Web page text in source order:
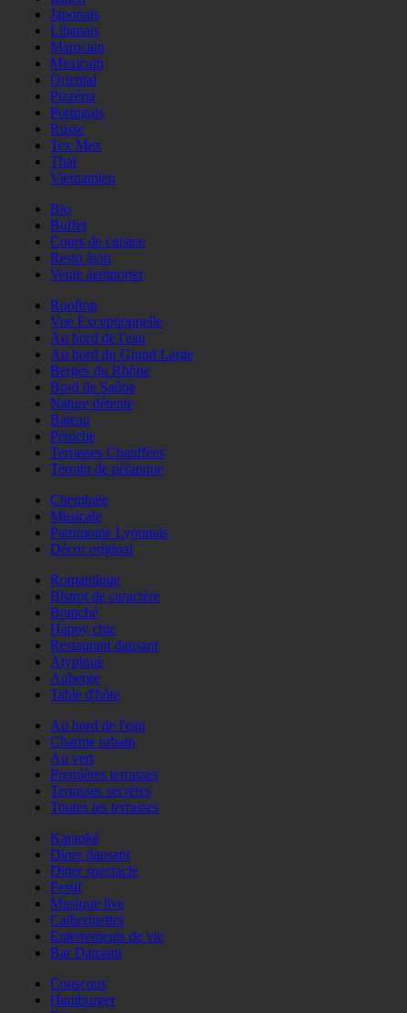
Japonais
Libanais
Marocain
Mexicain
Oriental
Pizzéria
Portugais
Russe
Tex Mex
Thaï
Vietnamien
Bio
Buffet
Cours de cuisine
Resto àvin
Vente àemporter
Rooftop
Vue Exceptionnelle
Au bord de l'eau
Au bord du Grand Large
Berges du Rhône
Bord de Saône
Nature détente
Bateau
Péniche
Terrasses Chauffées
Terrain de pétanque
Cheminée
Musicale
Patrimoine Lyonnais
Décor original
Romantique
Bistrot de caractère
Branché
Happy chic
Restaurant dansant
Atypique
Auberge
Table d'hôte
Au bord de l'eau
Charme urbain
Au vert
Premières terrasses
Terrasses secrètes
Toutes les terrasses
Karaoké
Diner dansant
Diner spectacle
Festif
Musique live
Catherinettes
Enterrements de vie
Bar Dansant
Couscous
Hamburger